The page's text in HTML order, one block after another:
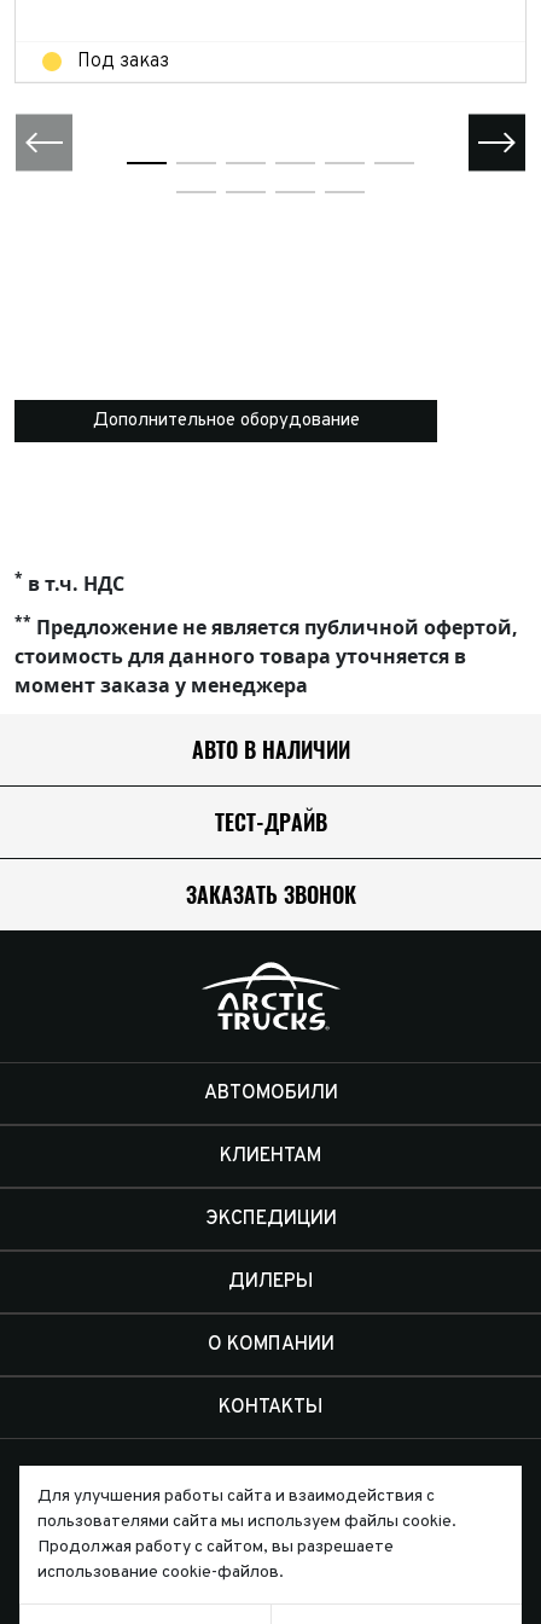
Под заказ
Дополнительное оборудование
* в т.ч. НДС
** Предложение не является публичной офертой,
стоимость для данного товара уточняется в
момент заказа у менеджера
АВТО В НАЛИЧИИ
ТЕСТ-ДРАЙВ
ЗАКАЗАТЬ ЗВОНОК
АВТОМОБИЛИ
КЛИЕНТАМ
ЭКСПЕДИЦИИ
ДИЛЕРЫ
О КОМПАНИИ
КОНТАКТЫ
Письмо директору
Для улучшения работы сайта и взаимодействия с
пользователями сайта мы используем файлы cookie.
Продолжая работу с сайтом, вы разрешаете
использование cookie-файлов.